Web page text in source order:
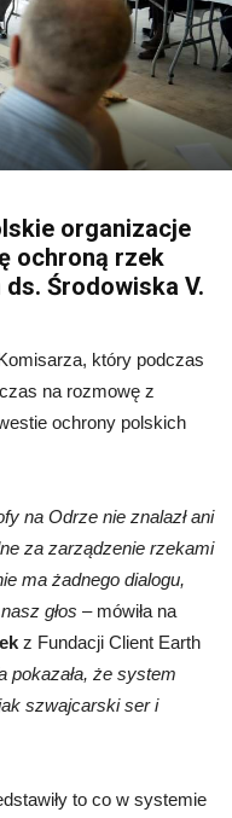
organizacje
ochroną rzek
Środowiska V.
który podczas
na rozmowę z
ochrony polskich
na Odrze nie znalazł ani
za zarządzenie rzekami
ma żadnego dialogu,
głos – mówiła na
z Fundacji Client Earth
pokazała, że system
szwajcarski ser i
to co w systemie